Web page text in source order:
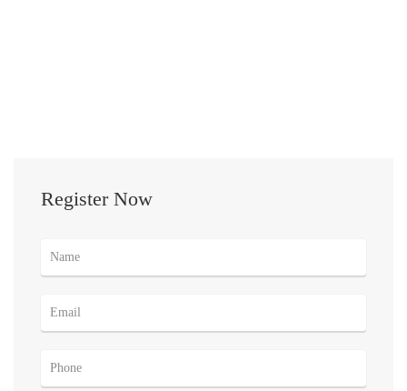
Register Now